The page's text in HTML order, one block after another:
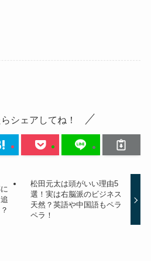
シェアしてね！
松田元太は頭がいい理由5
選！実は右脳派のビジネス
天然？英語や中国語もペラ
ペラ！